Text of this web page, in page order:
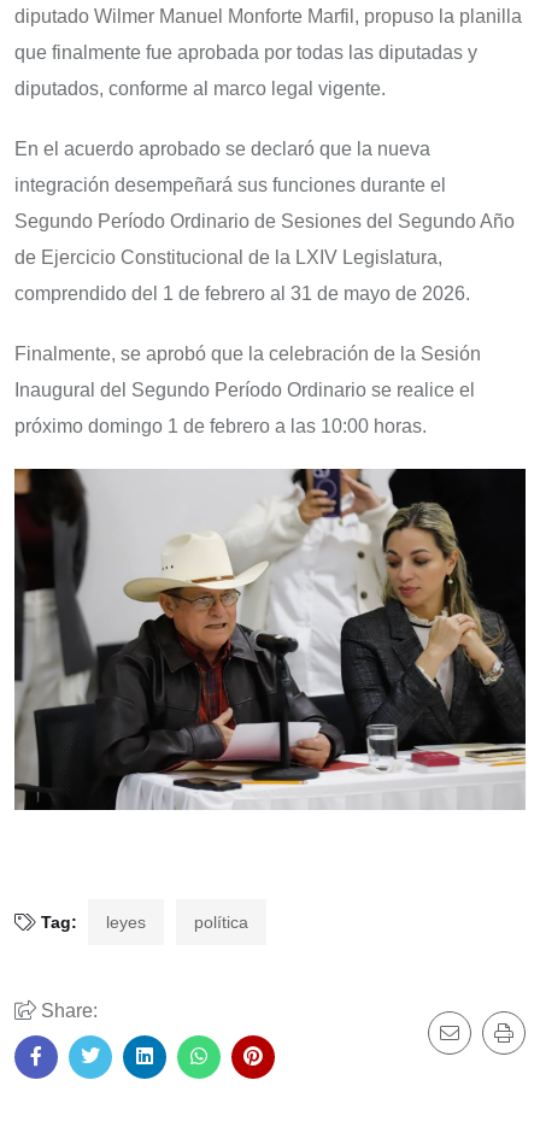
diputado Wilmer Manuel Monforte Marfil, propuso la planilla
que finalmente fue aprobada por todas las diputadas y
diputados, conforme al marco legal vigente.
En el acuerdo aprobado se declaró que la nueva
integración desempeñará sus funciones durante el
Segundo Período Ordinario de Sesiones del Segundo Año
de Ejercicio Constitucional de la LXIV Legislatura,
comprendido del 1 de febrero al 31 de mayo de 2026.
Finalmente, se aprobó que la celebración de la Sesión
Inaugural del Segundo Período Ordinario se realice el
próximo domingo 1 de febrero a las 10:00 horas.
Tag: leyes política
Share: